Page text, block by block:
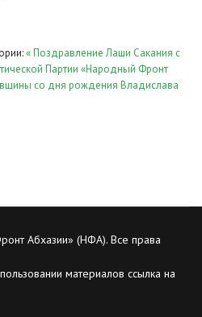
« Поздравление Лаши Сакания с
Партии «Народный Фронт
со дня рождения Владислава
Абхазии» (НФА). Все права
материалов ссылка на